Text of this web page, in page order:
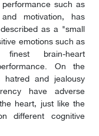
such as
motivation, has
as a "small
emotions such as
brain-heart
On the
and jealousy
have adverse
heart, just like the
different cognitive